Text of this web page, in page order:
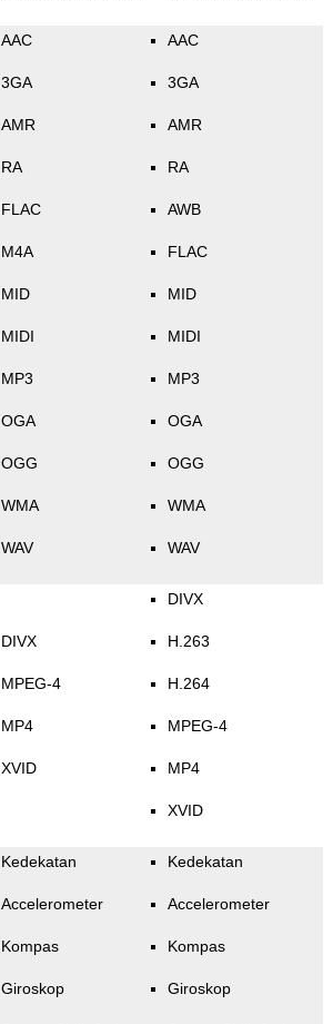
AAC
3GA
AMR
RA
FLAC
M4A
MID
MIDI
MP3
OGA
OGG
WMA
WAV
AAC
3GA
AMR
RA
AWB
FLAC
MID
MIDI
MP3
OGA
OGG
WMA
WAV
DIVX
MPEG-4
MP4
XVID
DIVX
H.263
H.264
MPEG-4
MP4
XVID
Kedekatan
Accelerometer
Kompas
Giroskop
Kedekatan
Accelerometer
Kompas
Giroskop